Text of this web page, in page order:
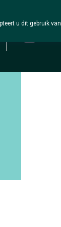
u dit gebruik van